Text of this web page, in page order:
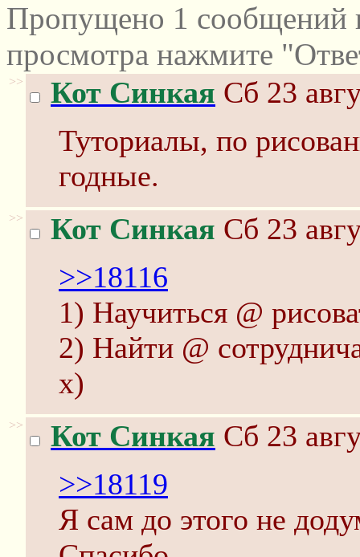
Пропущено 1 сообщений
просмотра нажмите
>> Кот Синкая Сб 23
Туториалы, по
годные.
>> Кот Синкая Сб 23
>>18116
1) Научиться @
2) Найти @
х)
>> Кот Синкая Сб 23
>>18119
Я сам до этого не